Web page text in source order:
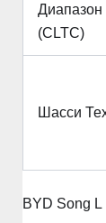
Диапазон
(CLTC)
Шасси
BYD Song L